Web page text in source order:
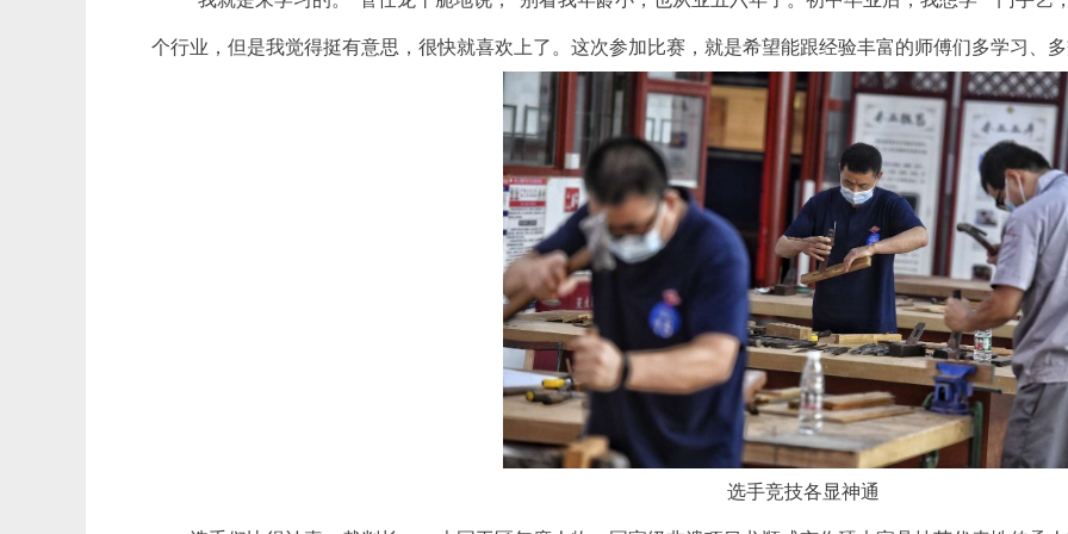
个行业，但是我觉得挺有意思，很快就喜欢上了。这次参加比赛，就是希望能跟经验丰富的师傅们多学习、
选手竞技各显神通